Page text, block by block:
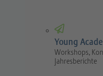
Young
Workshops,
Jahresberichte